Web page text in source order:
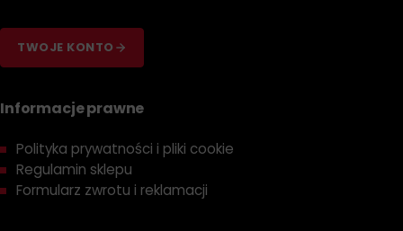
TWOJE KONTO
Informacje prawne
Polityka prywatności i pliki cookie
Regulamin sklepu
Formularz zwrotu i reklamacji